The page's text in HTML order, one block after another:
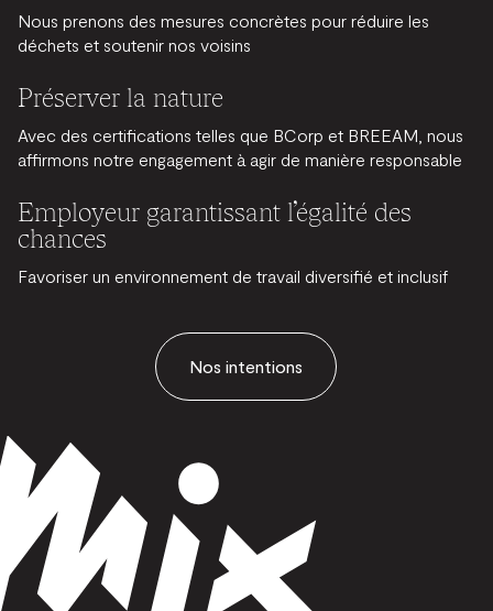
Nous prenons des mesures concrètes pour réduire les
déchets et soutenir nos voisins
Préserver la nature
Avec des certifications telles que BCorp et BREEAM, nous
affirmons notre engagement à agir de manière responsable
Employeur garantissant l’égalité des
chances
Favoriser un environnement de travail diversifié et inclusif
Nos intentions